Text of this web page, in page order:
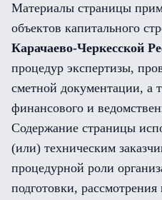
Материалы страницы
объектов капитального
Карачаево-Черкесской
процедур экспертизы,
сметной документации, а
финансового и
Содержание страницы
(или) техническим
процедурной роли
подготовки,